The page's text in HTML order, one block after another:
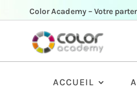
Color Academy – Votre
ACCUEIL